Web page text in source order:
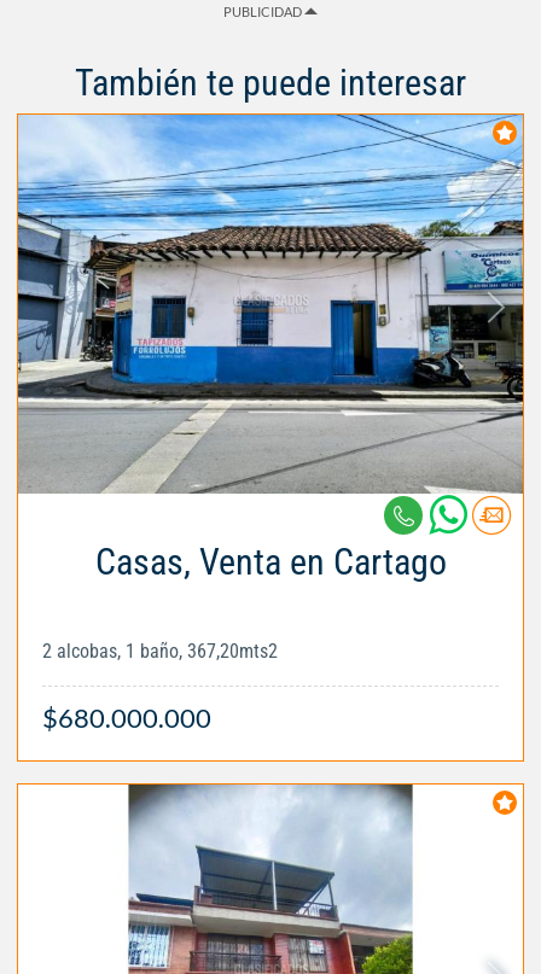
PUBLICIDAD
También te puede interesar
Casas, Venta en Cartago
2 alcobas, 1 baño, 367,20mts2
$680.000.000